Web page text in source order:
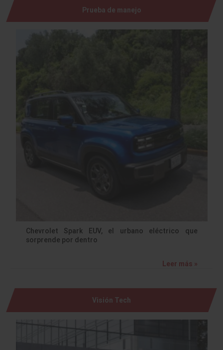
Prueba de manejo
Chevrolet Spark EUV, el urbano eléctrico que
sorprende por dentro
Leer más »
Visión Tech